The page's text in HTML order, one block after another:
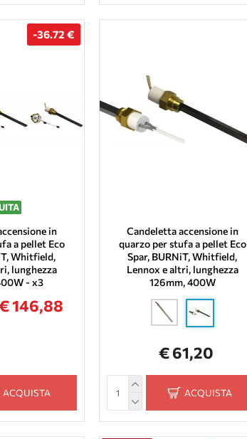
-36.72 €
in
a pellet Eco
Whitfield,
lunghezza
- x3
146,88
ACQUISTA
Candeletta accensione in
quarzo per stufa a pellet Eco
Spar, BURNiT, Whitfield,
Lennox e altri, lunghezza
126mm, 400W
€ 61,20
ACQUISTA